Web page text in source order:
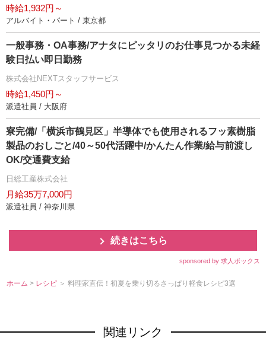
時給1,932円～
アルバイト・パート / 東京都
一般事務・OA事務/アナタにピッタリのお仕事見つかる未経
験日払い即日勤務
株式会社NEXTスタッフサービス
時給1,450円～
派遣社員 / 大阪府
寮完備/「横浜市鶴見区」半導体でも使用されるフッ素樹脂
製品のおしごと/40～50代活躍中/かんたん作業/給与前渡し
OK/交通費支給
日総工産株式会社
月給35万7,000円
派遣社員 / 神奈川県
続きはこちら
sponsored by 求人ボックス
ホーム > レシピ ＞ 料理家直伝！初夏を乗り切るさっぱり軽食レシピ3選
関連リンク